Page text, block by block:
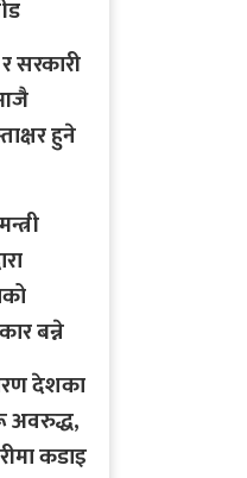
सरकारी
हुने
बन्ने
देशका
अवरुद्ध,
कडाइ